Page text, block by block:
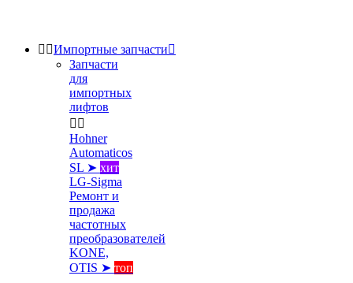
 Импортные запчасти
Запчасти
для
импортных
лифтов
 
Hohner
Automaticos
SL ➤ хит
LG-Sigma
Ремонт и
продажа
частотных
преобразователей
KONE,
OTIS ➤ топ